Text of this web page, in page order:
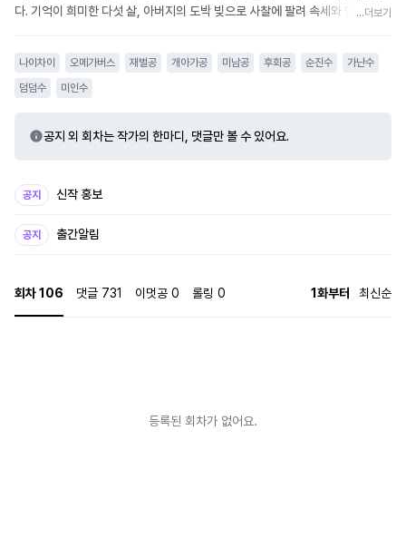
다. 기억이 희미한 다섯 살, 아버지의 도박 빚으로 사찰에 팔려 속세와 단절된 채
이름뿐인 계약. 남자가 제안한 조건은 단 하나였다. 아이를 갖는 것. 그렇게 ‘씨
받이’라는 이름으로 시작된 강압적인 관계 속에서 선은 어딘가 모르게 다정히
선을 집어 삼키기 시작하는데… “선 씨. 나는 아이 안 낳습니다. 우리 둘 아이를
한성건설 전무. 임준묵 회장의 차남으로 계산적이고 차가워보이는 인상에 비해
연기에 꽤나 능통하다. 임준묵 회장의 충실한 개새끼로서 한성건설의 더러운 일
려간다. 그 이후 쭉 속세와 연을 끊고 사찰의 몸종 아닌 몸종으로 살아가다 임 전
한 편이다. #재벌공 #개아가공 #후회공 #알파공 #임신수 #도망수 #순진수 #
외유내강수 #가난수 #오메가수 #현대물 * 강압적인 장면이 있습니다. * 초반
...더보기
나이차이 오메가버스 재벌공 개아가공 미남공 후회공 순진수
가난수
덤덤수
미인수
공지 외 회차는 작가의 한마디, 댓글만 볼 수 있어요.
공지 신작 홍보
공지 출간알림
회차106 댓글 731 이멋공 0 롤링 0 1화부터 최신순
등록된 회차가 없어요.